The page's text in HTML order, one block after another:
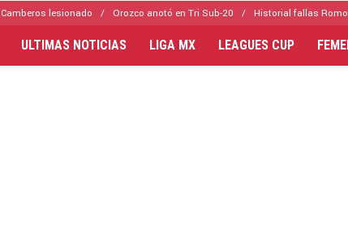
Camberos lesionado Orozco anotó en Tri Sub-20 Historial fallas Romo
ULTIMAS NOTICIAS LIGA MX LEAGUES CUP